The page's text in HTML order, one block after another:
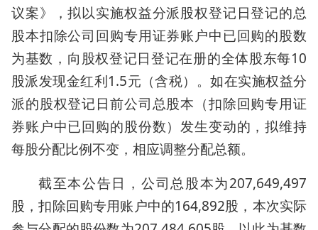
议案》，拟以实施权益分派股权登记日登记的总
股本扣除公司回购专用证券账户中已回购的股数
为基数，向股权登记日登记在册的全体股东每10
股派发现金红利1.5元（含税）。如在实施权益分
派的股权登记日前公司总股本（扣除回购专用证
券账户中已回购的股份数）发生变动的，拟维持
每股分配比例不变，相应调整分配总额。
截至本公告日，公司总股本为207,649,497
股，扣除回购专用账户中的164,892股，本次实际